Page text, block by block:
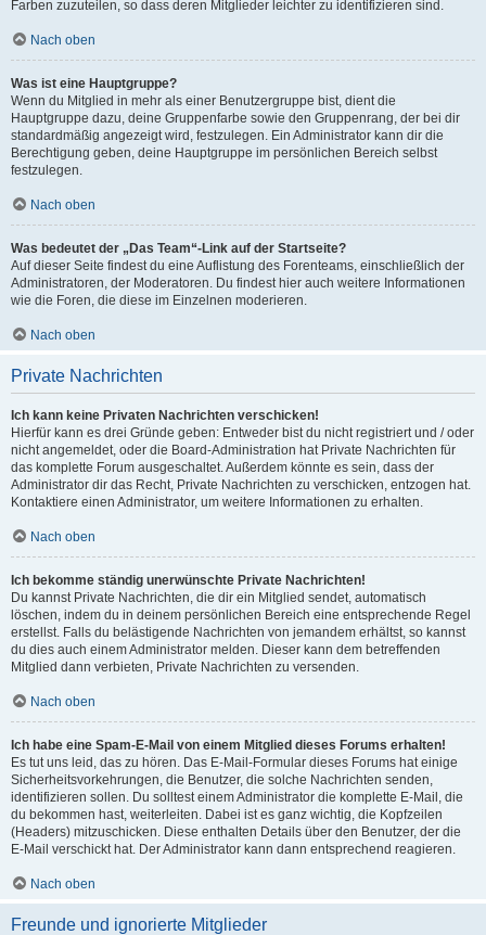
Farben zuzuteilen, so dass deren Mitglieder leichter zu identifizieren sind.
Nach oben
Was ist eine Hauptgruppe?
Wenn du Mitglied in mehr als einer Benutzergruppe bist, dient die
Hauptgruppe dazu, deine Gruppenfarbe sowie den Gruppenrang, der bei dir
standardmäßig angezeigt wird, festzulegen. Ein Administrator kann dir die
Berechtigung geben, deine Hauptgruppe im persönlichen Bereich selbst
festzulegen.
Nach oben
Was bedeutet der „Das Team“-Link auf der Startseite?
Auf dieser Seite findest du eine Auflistung des Forenteams, einschließlich der
Administratoren, der Moderatoren. Du findest hier auch weitere Informationen
wie die Foren, die diese im Einzelnen moderieren.
Nach oben
Private Nachrichten
Ich kann keine Privaten Nachrichten verschicken!
Hierfür kann es drei Gründe geben: Entweder bist du nicht registriert und / oder
nicht angemeldet, oder die Board-Administration hat Private Nachrichten für
das komplette Forum ausgeschaltet. Außerdem könnte es sein, dass der
Administrator dir das Recht, Private Nachrichten zu verschicken, entzogen hat.
Kontaktiere einen Administrator, um weitere Informationen zu erhalten.
Nach oben
Ich bekomme ständig unerwünschte Private Nachrichten!
Du kannst Private Nachrichten, die dir ein Mitglied sendet, automatisch
löschen, indem du in deinem persönlichen Bereich eine entsprechende Regel
erstellst. Falls du belästigende Nachrichten von jemandem erhältst, so kannst
du dies auch einem Administrator melden. Dieser kann dem betreffenden
Mitglied dann verbieten, Private Nachrichten zu versenden.
Nach oben
Ich habe eine Spam-E-Mail von einem Mitglied dieses Forums erhalten!
Es tut uns leid, das zu hören. Das E-Mail-Formular dieses Forums hat einige
Sicherheitsvorkehrungen, die Benutzer, die solche Nachrichten senden,
identifizieren sollen. Du solltest einem Administrator die komplette E-Mail, die
du bekommen hast, weiterleiten. Dabei ist es ganz wichtig, die Kopfzeilen
(Headers) mitzuschicken. Diese enthalten Details über den Benutzer, der die
E-Mail verschickt hat. Der Administrator kann dann entsprechend reagieren.
Nach oben
Freunde und ignorierte Mitglieder